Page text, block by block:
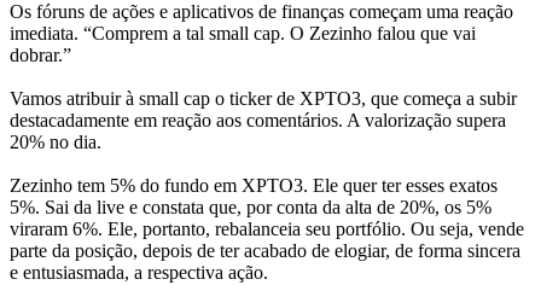
Os fóruns de ações e aplicativos de finanças começam uma reação
imediata. “Comprem a tal small cap. O Zezinho falou que vai
dobrar.”
Vamos atribuir à small cap o ticker de XPTO3, que começa a subir
destacadamente em reação aos comentários. A valorização supera
20% no dia.
Zezinho tem 5% do fundo em XPTO3. Ele quer ter esses exatos
5%. Sai da live e constata que, por conta da alta de 20%, os 5%
viraram 6%. Ele, portanto, rebalanceia seu portfólio. Ou seja, vende
parte da posição, depois de ter acabado de elogiar, de forma sincera
e entusiasmada, a respectiva ação.